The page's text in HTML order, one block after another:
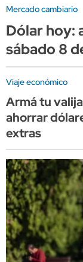
Mercado cambiario
Dólar hoy:
sábado 8
Viaje económico
Armá tu
ahorrar
extras